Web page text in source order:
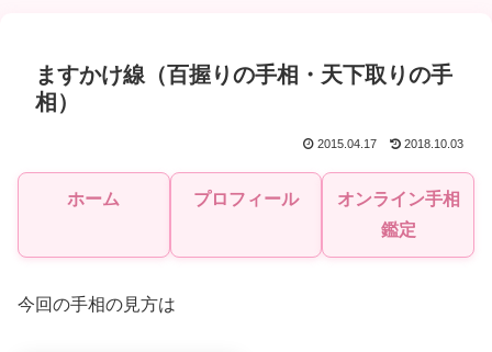
ますかけ線（百握りの手相・天下取りの手
相）
2015.04.17 2018.10.03
ホーム プロフィール
オンライン手相
鑑定
今回の手相の見方は